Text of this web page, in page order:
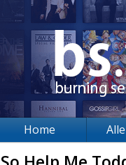
Home